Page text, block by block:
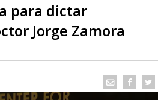
para dictar
Jorge Zamora